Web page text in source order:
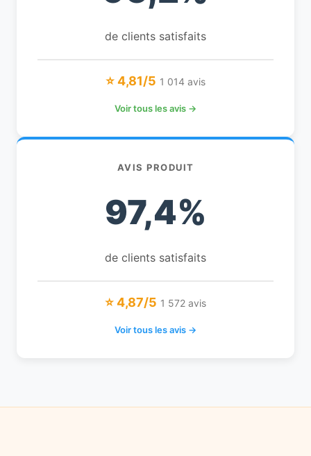
de clients satisfaits
⭐ 4,81/5 1 014 avis
Voir tous les avis →
AVIS PRODUIT
97,4%
de clients satisfaits
⭐ 4,87/5 1 572 avis
Voir tous les avis →